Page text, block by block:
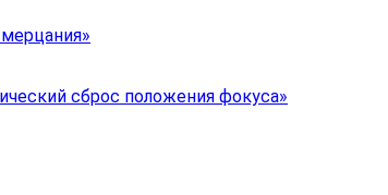
сброс положения фокуса»